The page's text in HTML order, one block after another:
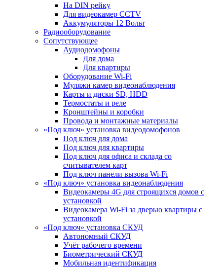
На DIN рейку
Для видеокамер CCTV
Аккумуляторы 12 Вольт
Радиооборудование
Сопутствующее
Аудиодомофоны
Для дома
Для квартиры
Оборудование Wi-Fi
Муляжи камер видеонаблюдения
Карты и диски SD, HDD
Термостаты и реле
Кронштейны и коробки
Провода и монтажные материалы
«Под ключ» установка видеодомофонов
Под ключ для дома
Под ключ для квартиры
Под ключ для офиса и склада со
считывателем карт
Под ключ панели вызова Wi-Fi
«Под ключ» установка видеонаблюдения
Видеокамеры 4G для строящихся домов с
установкой
Видеокамера Wi-Fi за дверью квартиры с
установкой
«Под ключ» установка СКУД
Автономный СКУД
Учёт рабочего времени
Биометрический СКУД
Мобильная идентификация